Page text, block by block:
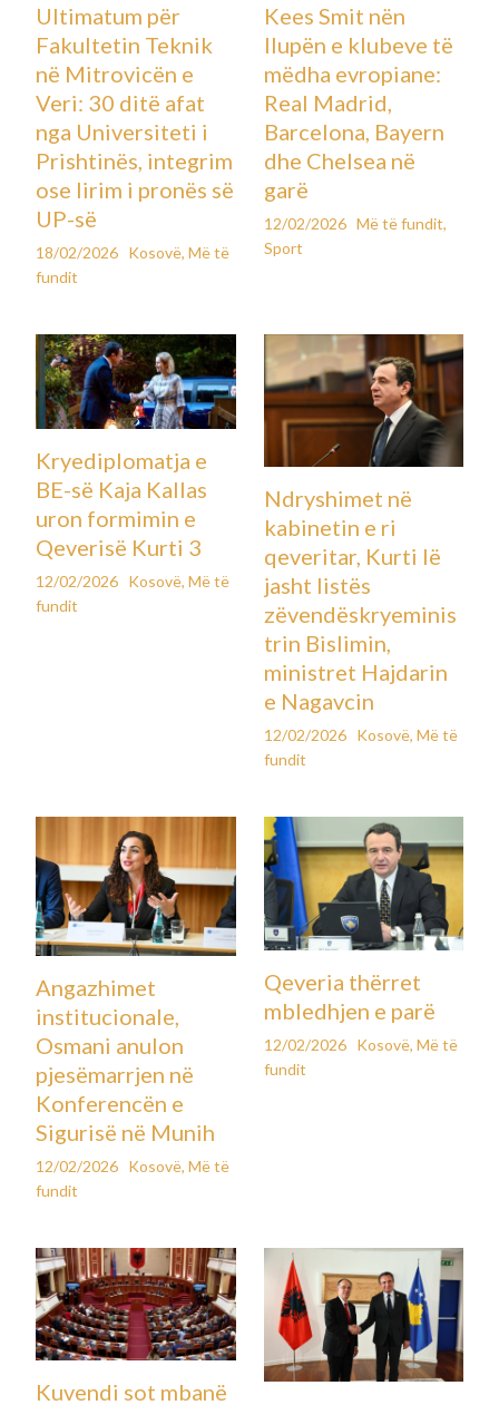
Ultimatum për
Fakultetin Teknik
në Mitrovicën e
Veri: 30 ditë afat
nga Universiteti i
Prishtinës, integrim
ose lirim i pronës së
UP-së
18/02/2026 Kosovë,Më të
fundit
Kees Smit nën
llupën e klubeve të
mëdha evropiane:
Real Madrid,
Barcelona, Bayern
dhe Chelsea në
garë
12/02/2026 Më të fundit,
Sport
Kryediplomatja e
BE-së Kaja Kallas
uron formimin e
Qeverisë Kurti 3
12/02/2026 Kosovë,Më të
fundit
Ndryshimet në
kabinetin e ri
qeveritar, Kurti lë
jasht listës
zëvendëskryeminis
trin Bislimin,
ministret Hajdarin
e Nagavcin
12/02/2026 Kosovë, Më të
fundit
Angazhimet
institucionale,
Osmani anulon
pjesëmarrjen në
Konferencën e
Sigurisë në Munih
12/02/2026 Kosovë,Më të
fundit
Qeveria thërret
mbledhjen e parë
12/02/2026 Kosovë, Më të
fundit
Kuvendi sot mbanë